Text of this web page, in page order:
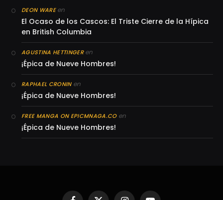
DEON WAREen
El Ocaso de los Cascos: El Triste Cierre de la Hípica
en British Columbia
AGUSTINA HETTINGERen
¡Épica de Nueve Hombres!
RAPHAEL CRONINen
¡Épica de Nueve Hombres!
FREE MANGA ON EPICMNAGA.COen
¡Épica de Nueve Hombres!